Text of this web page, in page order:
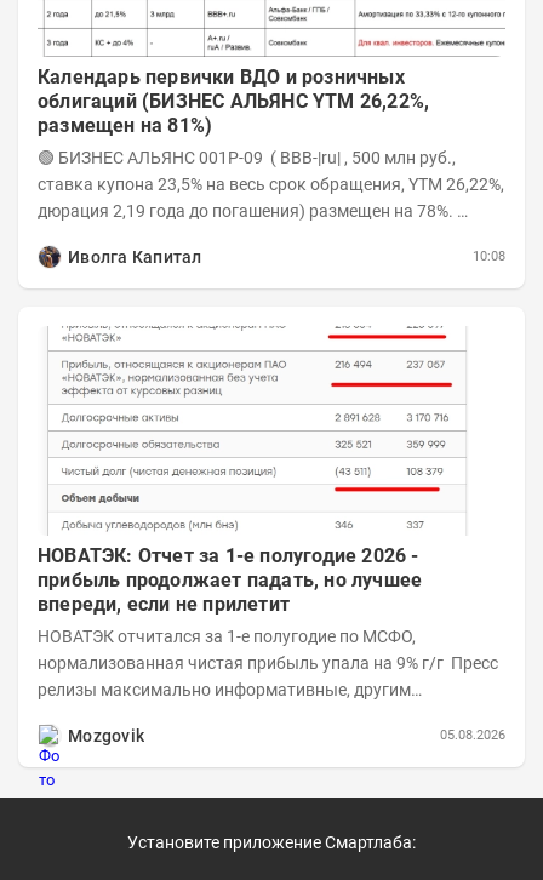
Календарь первички ВДО и розничных
облигаций (БИЗНЕС АЛЬЯНС YTM 26,22%,
размещен на 81%)
🟢 БИЗНЕС АЛЬЯНС 001P-09 ( BBB-|ru| , 500 млн руб.,
ставка купона 23,5% на весь срок обращения, YTM 26,22%,
дюрация 2,19 года до погашения) размещен на 78%.
Иволга Капитал
10:08
НОВАТЭК: Отчет за 1-е полугодие 2026 -
прибыль продолжает падать, но лучшее
впереди, если не прилетит
НОВАТЭК отчитался за 1-е полугодие по МСФО,
нормализованная чистая прибыль упала на 9% г/г Пресс
релизы максимально информативные, другим
Mozgovik
05.08.2026
Установите приложение Смартлаба: